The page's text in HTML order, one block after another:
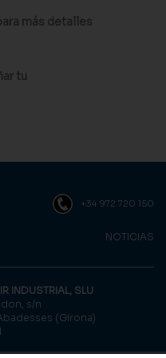
más detalles
tu
+34 972 720 150
NOTICIAS
INDUSTRIAL, SLU
s/n
(Girona)